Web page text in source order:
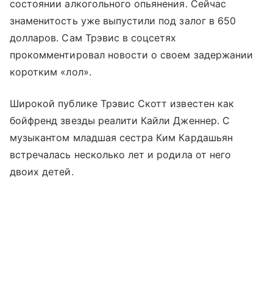
состоянии алкогольного опьянения. Сейчас
знаменитость уже выпустили под залог в 650
долларов. Сам Трэвис в соцсетях
прокомментировал новости о своем задержании
коротким «лол».
Широкой публике Трэвис Скотт известен как
бойфренд звезды реалити Кайли Дженнер. С
музыкантом младшая сестра Ким Кардашьян
встречалась несколько лет и родила от него
двоих детей.